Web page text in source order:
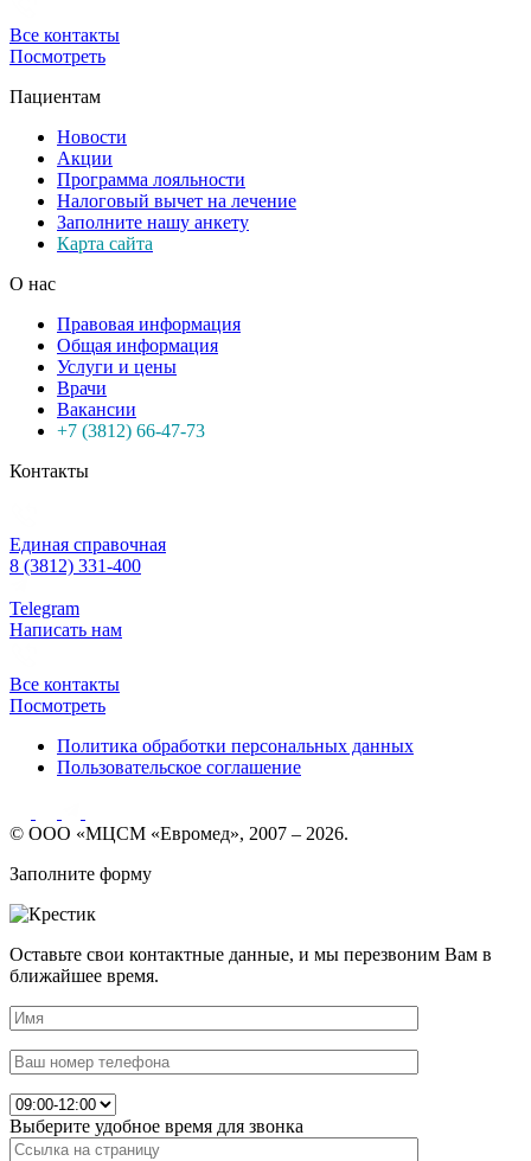
Все контакты
Посмотреть
Пациентам
Новости
Акции
Программа лояльности
Налоговый вычет на лечение
Заполните нашу анкету
Карта сайта
О нас
Правовая информация
Общая информация
Услуги и цены
Врачи
Вакансии
+7 (3812) 66-47-73
Контакты
Единая справочная
8 (3812) 331-400
Telegram
Написать нам
Все контакты
Посмотреть
Политика обработки персональных данных
Пользовательское соглашение
© ООО «МЦСМ «Евромед», 2007 – 2026.
Заполните форму
Оставьте свои контактные данные, и мы перезвоним Вам в
ближайшее время.
Выберите удобное время для звонка